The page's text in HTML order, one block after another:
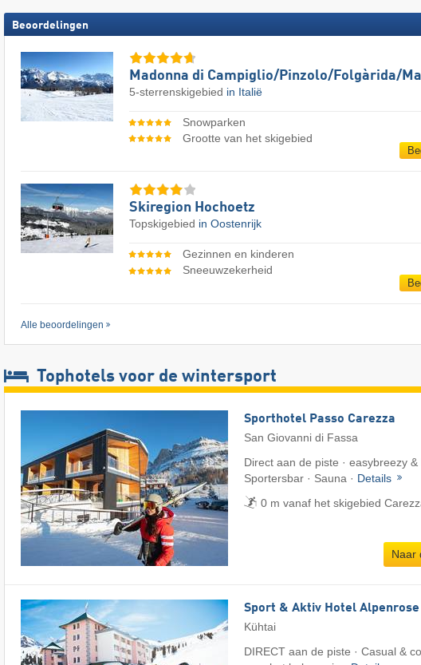
Beoordelingen
Madonna di Campiglio/​Pinzolo/​Folgàrida/​
5-sterrenskigebied in Italië
Snowparken
Grootte van het skigebied
Skiregion Hochoetz
Topskigebied in Oostenrijk
Gezinnen en kinderen
Sneeuwzekerheid
Alle beoordelingen
Tophotels voor de wintersport
Sporthotel Passo Carezza
San Giovanni di Fassa
Direct aan de piste · easybreezy &
Sportersbar · Sauna · Details
0 m vanaf het skigebied
Naar
Sport & Aktiv Hotel Alpenrose
Kühtai
DIRECT aan de piste · Casual &